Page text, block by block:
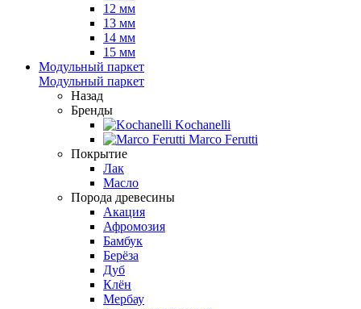
12 мм
13 мм
14 мм
15 мм
Модульный паркет
Модульный паркет
Назад
Бренды
Kochanelli
Marco Ferutti
Покрытие
Лак
Масло
Порода древесины
Акация
Афромозия
Бамбук
Берёза
Дуб
Клён
Мербау